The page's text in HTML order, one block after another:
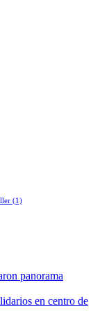
(1)
panorama
en centro de